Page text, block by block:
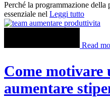
Perché la programmazione
essenziale nel Leggi tutto
Read
Come motivare
aumentare